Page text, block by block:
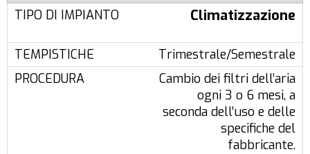
Climatizzazione
Trimestrale/Semestrale
Cambio dei filtri dell’aria
ogni 3 o 6 mesi, a
seconda dell’uso e delle
specifiche del
fabbricante.